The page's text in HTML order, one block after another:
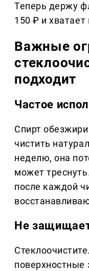
Теперь держу
150 ₽ и хватает
Важные
подходит
Частое
Спирт
чистить
неделю, она
может
после каждой
Не
поверхностные